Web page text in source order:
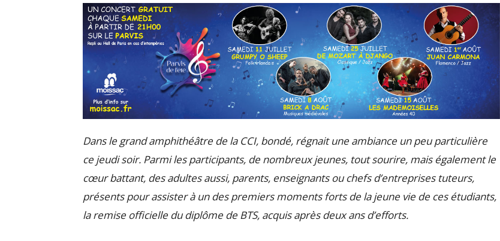
Dans le grand amphithéâtre de la CCI, bondé, régnait une ambiance un peu particulière
ce jeudi soir. Parmi les participants, de nombreux jeunes, tout sourire, mais également le
cœur battant, des adultes aussi, parents, enseignants ou chefs d’entreprises tuteurs,
présents pour assister à un des premiers moments forts de la jeune vie de ces étudiants,
la remise officielle du diplôme de BTS, acquis après deux ans d’efforts.